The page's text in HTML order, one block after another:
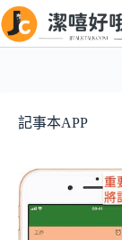
跳
至
記事本APP